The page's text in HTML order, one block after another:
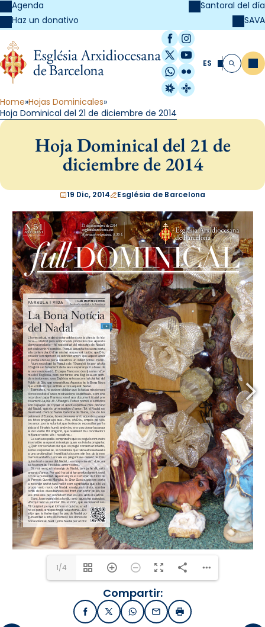
Agenda
Haz un donativo
Santoral del día
SAVA
Facebook
Instagram
X / Twitter
YouTube
WhatsApp
Flickr
Radio Estel
Catalunya
ES Buscar
Home Hojas Dominicales
Hoja Dominical del 21 de diciembre de 2014
Hoja Dominical del 21 de
diciembre de 2014
19 Dic, 2014 Església de Barcelona
1/4
Compartir:
FacebookX / TwitterWhatsApp
EmailImprimir